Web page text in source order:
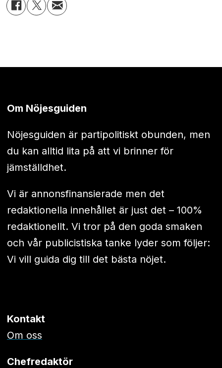
Om Nöjesguiden
Nöjesguiden är partipolitiskt obunden, men
du kan alltid lita på att vi brinner för
jämställdhet.
Vi är annonsfinansierade men det
redaktionella innehållet är just det – 100%
redaktionellt. Vi tror på den goda smaken
och vår publicistiska tanke lyder som följer:
Vi vill guida dig till det bästa nöjet.
Kontakt
Om oss
Chefredaktör